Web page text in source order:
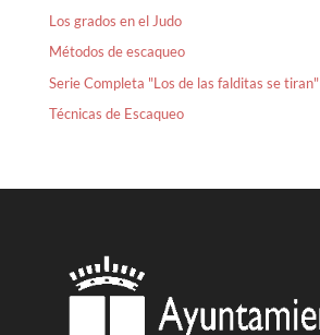
Los grados en el Judo
Métodos de escaqueo
Serie Completa "Los de las falditas se tiran"
Técnicas de Escaqueo